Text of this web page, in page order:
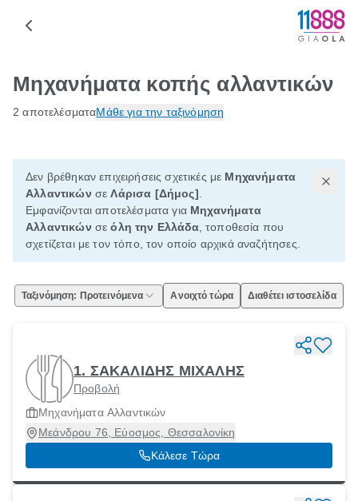
Μηχανήματα κοπής αλλαντικών
2 αποτελέσματαΜάθε για την ταξινόμηση
Δεν βρέθηκαν επιχειρήσεις σχετικές με Μηχανήματα
Αλλαντικών σεΛάρισα [Δήμος]
Εμφανίζονται αποτελέσματα για Μηχανήματα
Αλλαντικών σεόλη την Ελλάδα, τοποθεσία που
σχετίζεται με τον τόπο, τον οποίο αρχικά αναζήτησες.
Ταξινόμηση: Προτεινόμενα Ανοιχτό τώρα Διαθέτει ιστοσελίδα
1. ΣΑΚΑΛΙΔΗΣ ΜΙΧΑΛΗΣ
Προβολή
Μηχανήματα Αλλαντικών
Μεάνδρου 76, Εύοσμος, Θεσσαλονίκη
Κάλεσε Τώρα